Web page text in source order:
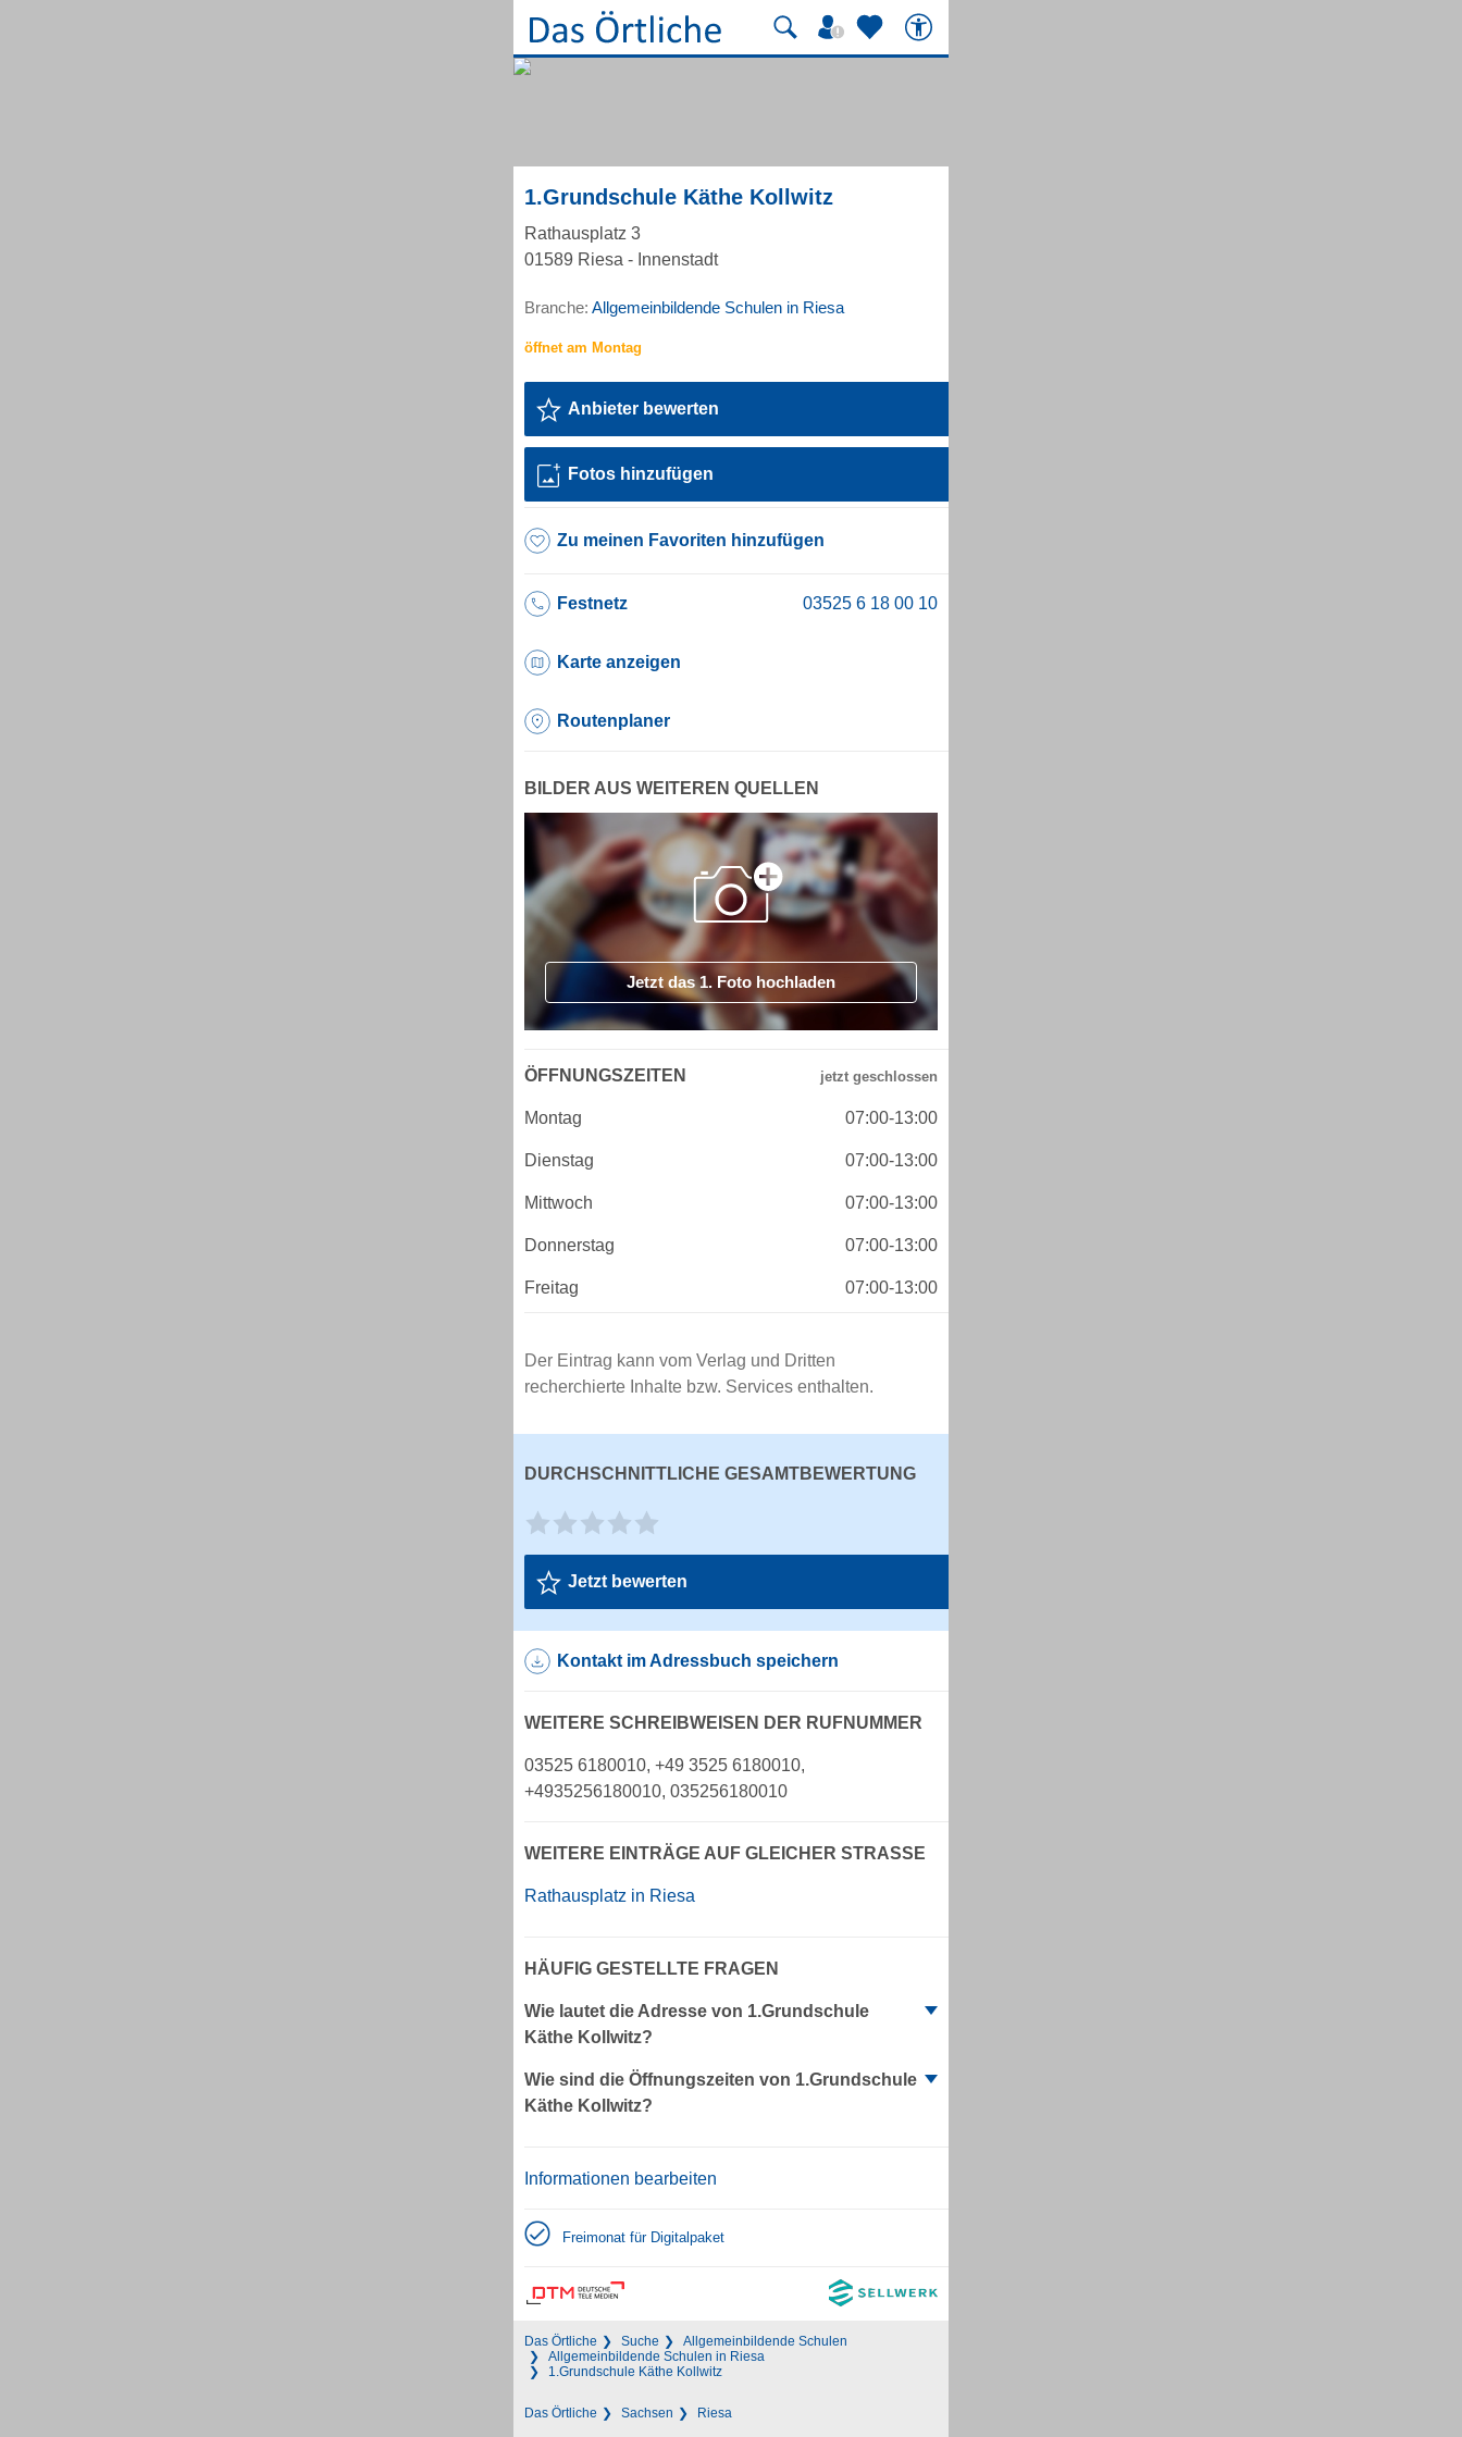
1.Grundschule Käthe Kollwitz
Rathausplatz 3
01589 Riesa - Innenstadt
Branche: Allgemeinbildende Schulen in Riesa
Anbieter bewerten
Fotos hinzufügen
Zu meinen Favoriten hinzufügen
Festnetz
Karte anzeigen
Routenplaner
BILDER AUS WEITEREN QUELLEN
Jetzt das 1. Foto hochladen
ÖFFNUNGSZEITEN
Montag 07:00-13:00
Dienstag 07:00-13:00
Mittwoch 07:00-13:00
Donnerstag 07:00-13:00
Freitag 07:00-13:00
Der Eintrag kann vom Verlag und Dritten
recherchierte Inhalte bzw. Services enthalten.
DURCHSCHNITTLICHE GESAMTBEWERTUNG
Jetzt bewerten
Kontakt im Adressbuch speichern
WEITERE SCHREIBWEISEN DER RUFNUMMER
03525 6180010, +49 3525 6180010,
+4935256180010, 035256180010
WEITERE EINTRÄGE AUF GLEICHER STRASSE
Rathausplatz in Riesa
HÄUFIG GESTELLTE FRAGEN
Wie lautet die Adresse von 1.Grundschule
Käthe Kollwitz?
Wie sind die Öffnungszeiten von 1.Grundschule
Käthe Kollwitz?
Informationen bearbeiten
Freimonat für Digitalpaket
Das Örtliche Suche
Allgemeinbildende Schulen
Allgemeinbildende Schulen in Riesa
1.Grundschule Käthe Kollwitz
Das Örtliche Sachsen Riesa